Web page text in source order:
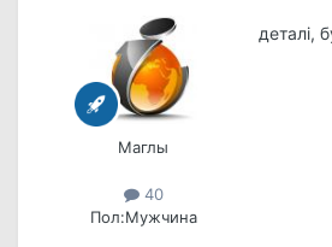
Маглы
40
Пол:Мужчина
деталі,